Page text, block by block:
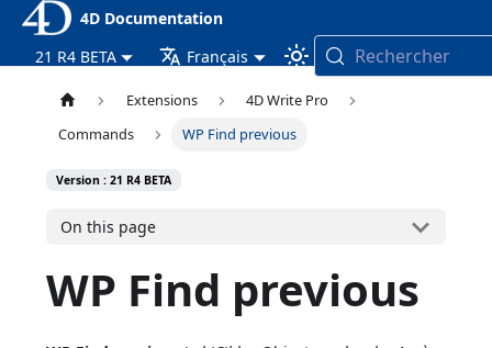
4D Documentation
21 R4 BETA
Français Rechercher
Extensions
4D Write Pro
Commands
WP Find previous
Version : 21 R4 BETA
On this page
WP Find previous